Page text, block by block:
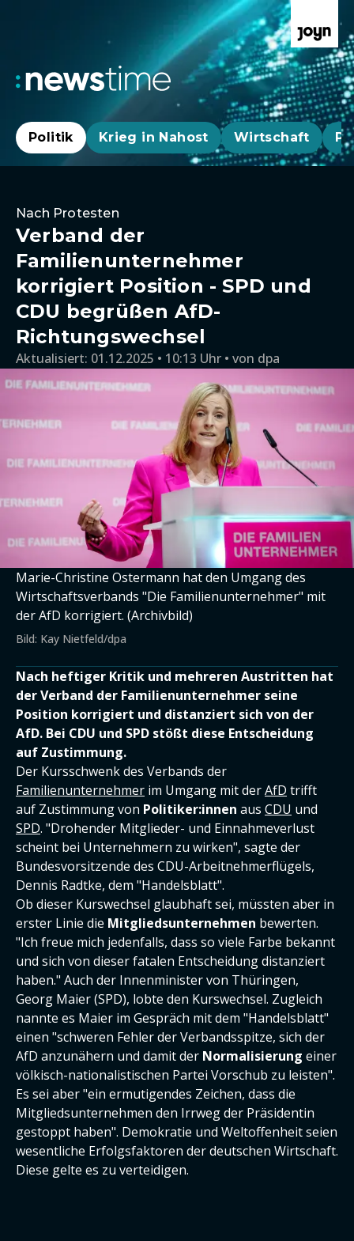
Politik Krieg in Nahost Wirtschaft
Nach Protesten
Verband der
Familienunternehmer
korrigiert Position - SPD und
CDU begrüßen AfD-
Richtungswechsel
Aktualisiert: 01.12.2025 • 10:13 Uhr von dpa
Marie-Christine Ostermann hat den Umgang des
Wirtschaftsverbands "Die Familienunternehmer" mit
der AfD korrigiert. (Archivbild)
Bild: Kay Nietfeld/dpa
Nach heftiger Kritik und mehreren Austritten hat
der Verband der Familienunternehmer seine
Position korrigiert und distanziert sich von der
AfD. Bei CDU und SPD stößt diese Entscheidung
auf Zustimmung.
Der Kursschwenk des Verbands der
Familienunternehmer im Umgang mit derAfD trifft
auf Zustimmung von Politiker:innen aus CDU und
SPD. "Drohender Mitglieder- und Einnahmeverlust
scheint bei Unternehmern zu wirken", sagte der
Bundesvorsitzende des CDU-Arbeitnehmerflügels,
Dennis Radtke, dem "Handelsblatt".
Ob dieser Kurswechsel glaubhaft sei, müssten aber in
erster Linie die Mitgliedsunternehmen bewerten.
"Ich freue mich jedenfalls, dass so viele Farbe bekannt
und sich von dieser fatalen Entscheidung distanziert
haben." Auch der Innenminister von Thüringen,
Georg Maier (SPD), lobte den Kurswechsel. Zugleich
nannte es Maier im Gespräch mit dem "Handelsblatt"
einen "schweren Fehler der Verbandsspitze, sich der
AfD anzunähern und damit der Normalisierung einer
völkisch-nationalistischen Partei Vorschub zu leisten".
Es sei aber "ein ermutigendes Zeichen, dass die
Mitgliedsunternehmen den Irrweg der Präsidentin
gestoppt haben". Demokratie und Weltoffenheit seien
wesentliche Erfolgsfaktoren der deutschen Wirtschaft.
Diese gelte es zu verteidigen.